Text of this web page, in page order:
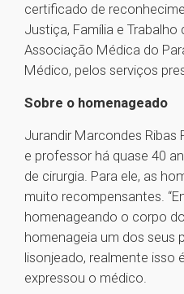
certificado de
Justiça, Família e
Associação Médica do
Médico, pelos serviços
Sobre o homenageado
Jurandir Marcondes Ribas
e professor há quase 40
de cirurgia. Para ele, as
muito recompensantes.
homenageando o corpo
homenageia um dos seus
lisonjeado, realmente isso
expressou o médico.